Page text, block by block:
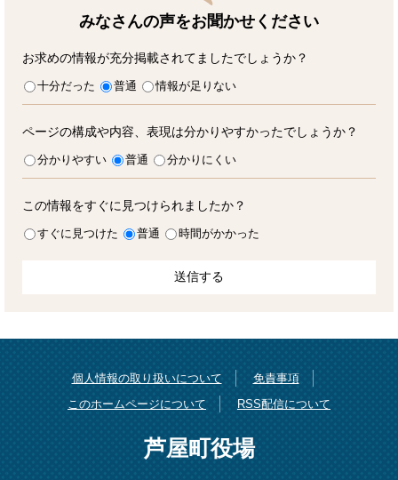
みなさんの声をお聞かせ ください
お求めの情報が充分掲載されてましたでしょうか？
十分だった 普通 情報が足りない
ページの構成や内容、表現は分かりやすかったでしょうか？
分かりやすい 普通 分かりにくい
この情報をすぐに見つけられましたか？
すぐに見つけた 普通 時間がかかった
個人情報の取り扱いについて
免責事項
このホームページについて
RSS配信について
芦屋町役場